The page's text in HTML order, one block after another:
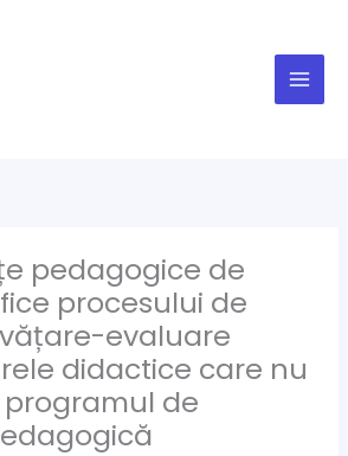
pedagogice de
procesului de
evaluare
didactice care nu
de